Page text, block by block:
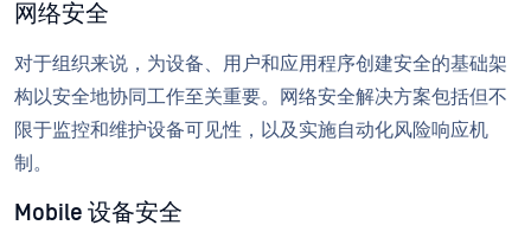
网络安全
对于组织来说，为设备、用户和应用程序创建安全的基础架
构以安全地协同工作至关重要。网络安全解决方案包括但不
限于监控和维护设备可见性，以及实施自动化风险响应机
制。
Mobile 设备安全